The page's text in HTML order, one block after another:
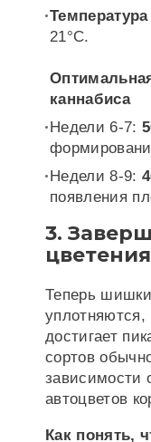
Температура
21°C.
каннабиса
Недели 6-7:
Недели 8-9:
появления
3.
Теперь
достигает
сортов
зависимости
автоцветов
Как понять,